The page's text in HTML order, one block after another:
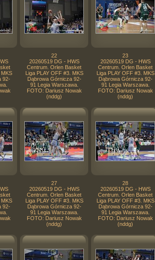
92-
22
20260519 DG - HWS
Centrum. Orlen Basket
Liga PLAY OFF #3. MKS
Dąbrowa Górnicza 92-
91 Legia Warszawa.
FOTO: Dariusz Nowak
(nddg)
23
20260519 DG - HWS
Centrum. Orlen Basket
Liga PLAY OFF #3. MKS
Dąbrowa Górnicza 92-
91 Legia Warszawa.
FOTO: Dariusz Nowak
(nddg)
92-
27
20260519 DG - HWS
Centrum. Orlen Basket
Liga PLAY OFF #3. MKS
Dąbrowa Górnicza 92-
91 Legia Warszawa.
FOTO: Dariusz Nowak
(nddg)
28
20260519 DG - HWS
Centrum. Orlen Basket
Liga PLAY OFF #3. MKS
Dąbrowa Górnicza 92-
91 Legia Warszawa.
FOTO: Dariusz Nowak
(nddg)